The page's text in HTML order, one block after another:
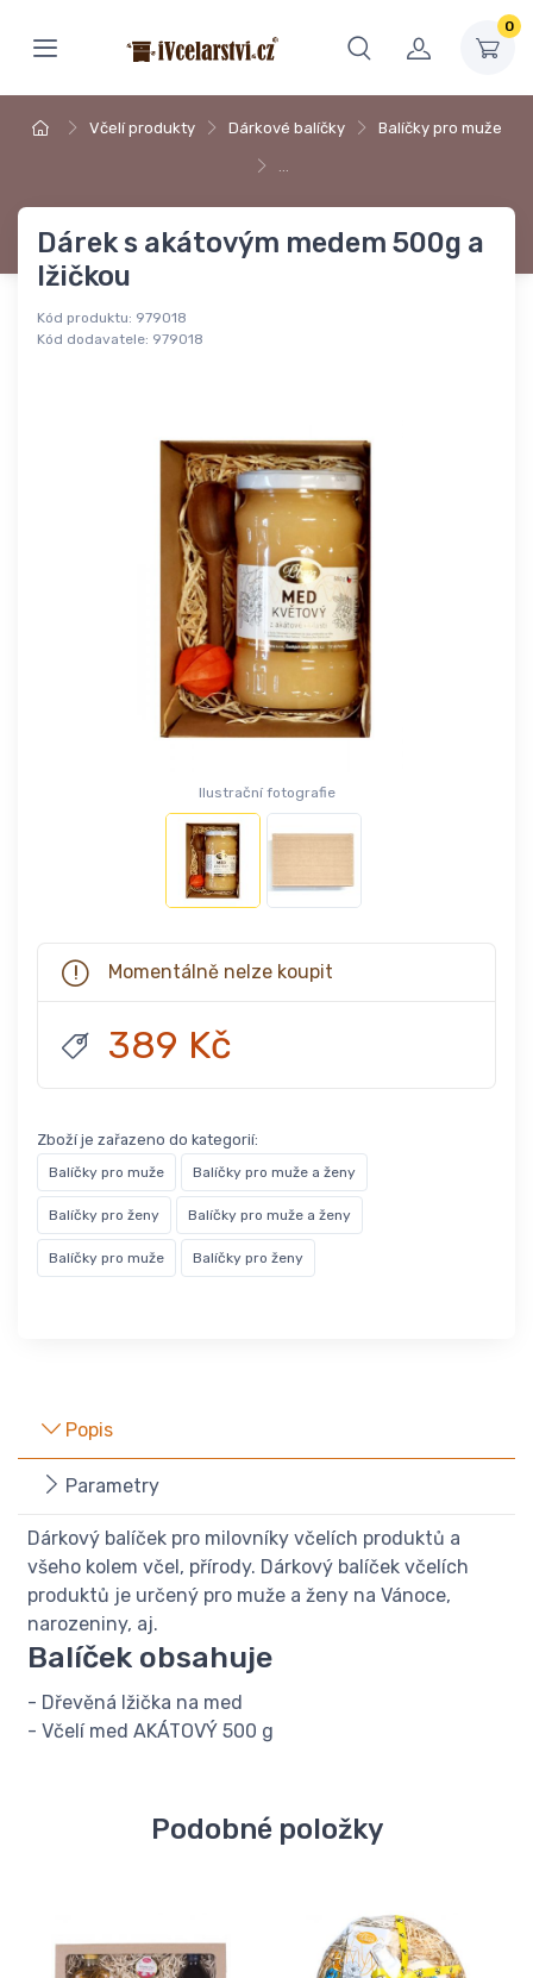
0
Včelí produkty Dárkové balíčky Balíčky pro muže
…
Dárek s akátovým medem 500g a
lžičkou
Kód produktu: 979018
Kód dodavatele: 979018
Ilustrační fotografie
Momentálně nelze koupit
389 Kč
Zboží je zařazeno do kategorií:
Balíčky pro muže Balíčky pro muže a ženy
Balíčky pro ženy Balíčky pro muže a ženy
Balíčky pro muže Balíčky pro ženy
Popis
Parametry
Dárkový balíček pro milovníky včelích produktů a
všeho kolem včel, přírody. Dárkový balíček včelích
produktů je určený pro muže a ženy na Vánoce,
narozeniny, aj.
Balíček obsahuje
- Dřevěná lžička na med
- Včelí med AKÁTOVÝ 500 g
Podobné položky